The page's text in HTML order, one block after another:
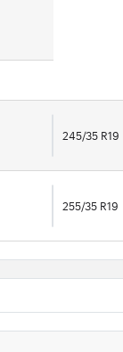
245/35 R19
255/35 R19